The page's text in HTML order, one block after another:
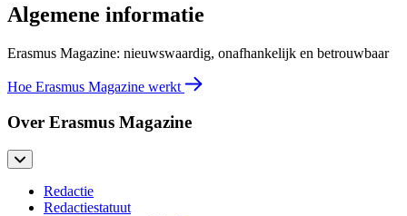
Algemene informatie
Erasmus Magazine: nieuwswaardig, onafhankelijk en betrouwbaar
Hoe Erasmus Magazine werkt
Over Erasmus Magazine
Redactie
Redactiestatuut